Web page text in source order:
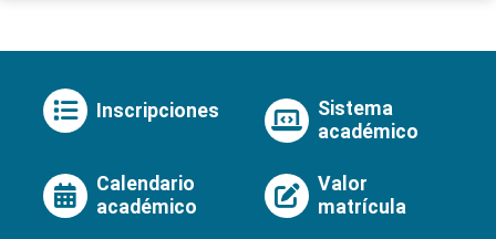
Inscripciones
Sistema
académico
Calendario
académico
Valor
matrícula